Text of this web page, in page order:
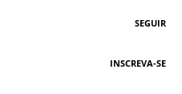
SEGUIR
INSCREVA-SE